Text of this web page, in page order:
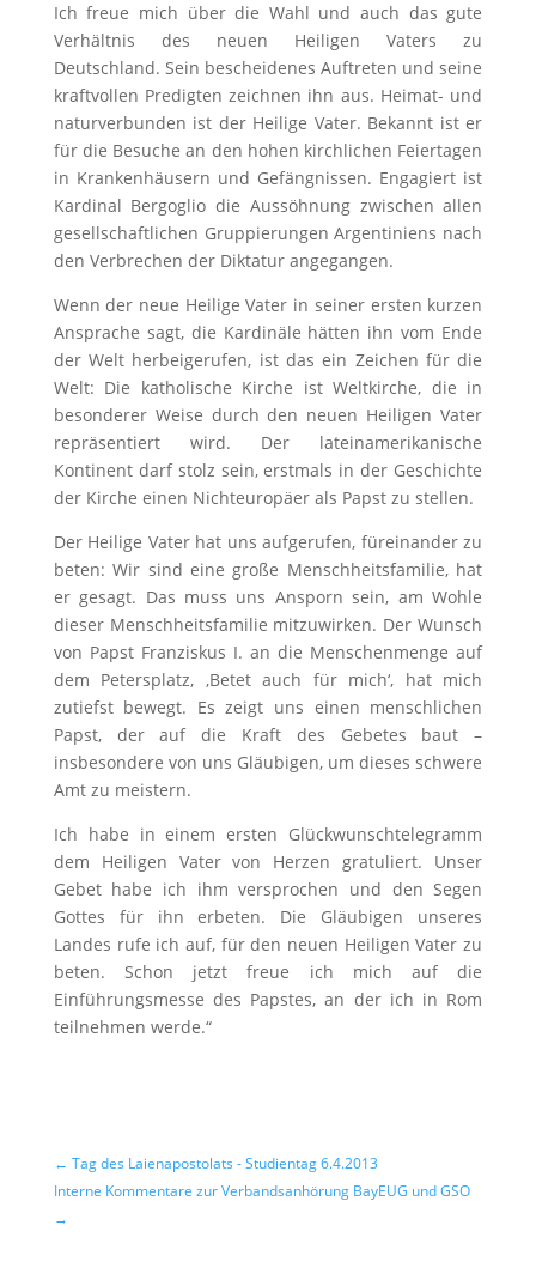
Ich freue mich über die Wahl und auch das gute
Verhältnis des neuen Heiligen Vaters zu
Deutschland. Sein bescheidenes Auftreten und seine
kraftvollen Predigten zeichnen ihn aus. Heimat- und
naturverbunden ist der Heilige Vater. Bekannt ist er
für die Besuche an den hohen kirchlichen Feiertagen
in Krankenhäusern und Gefängnissen. Engagiert ist
Kardinal Bergoglio die Aussöhnung zwischen allen
gesellschaftlichen Gruppierungen Argentiniens nach
den Verbrechen der Diktatur angegangen.
Wenn der neue Heilige Vater in seiner ersten kurzen
Ansprache sagt, die Kardinäle hätten ihn vom Ende
der Welt herbeigerufen, ist das ein Zeichen für die
Welt: Die katholische Kirche ist Weltkirche, die in
besonderer Weise durch den neuen Heiligen Vater
repräsentiert wird. Der lateinamerikanische
Kontinent darf stolz sein, erstmals in der Geschichte
der Kirche einen Nichteuropäer als Papst zu stellen.
Der Heilige Vater hat uns aufgerufen, füreinander zu
beten: Wir sind eine große Menschheitsfamilie, hat
er gesagt. Das muss uns Ansporn sein, am Wohle
dieser Menschheitsfamilie mitzuwirken. Der Wunsch
von Papst Franziskus I. an die Menschenmenge auf
dem Petersplatz, ‚Betet auch für mich‘, hat mich
zutiefst bewegt. Es zeigt uns einen menschlichen
Papst, der auf die Kraft des Gebetes baut –
insbesondere von uns Gläubigen, um dieses schwere
Amt zu meistern.
Ich habe in einem ersten Glückwunschtelegramm
dem Heiligen Vater von Herzen gratuliert. Unser
Gebet habe ich ihm versprochen und den Segen
Gottes für ihn erbeten. Die Gläubigen unseres
Landes rufe ich auf, für den neuen Heiligen Vater zu
beten. Schon jetzt freue ich mich auf die
Einführungsmesse des Papstes, an der ich in Rom
teilnehmen werde.“
← Tag des Laienapostolats - Studientag 6.4.2013
Interne Kommentare zur Verbandsanhörung BayEUG und GSO
→